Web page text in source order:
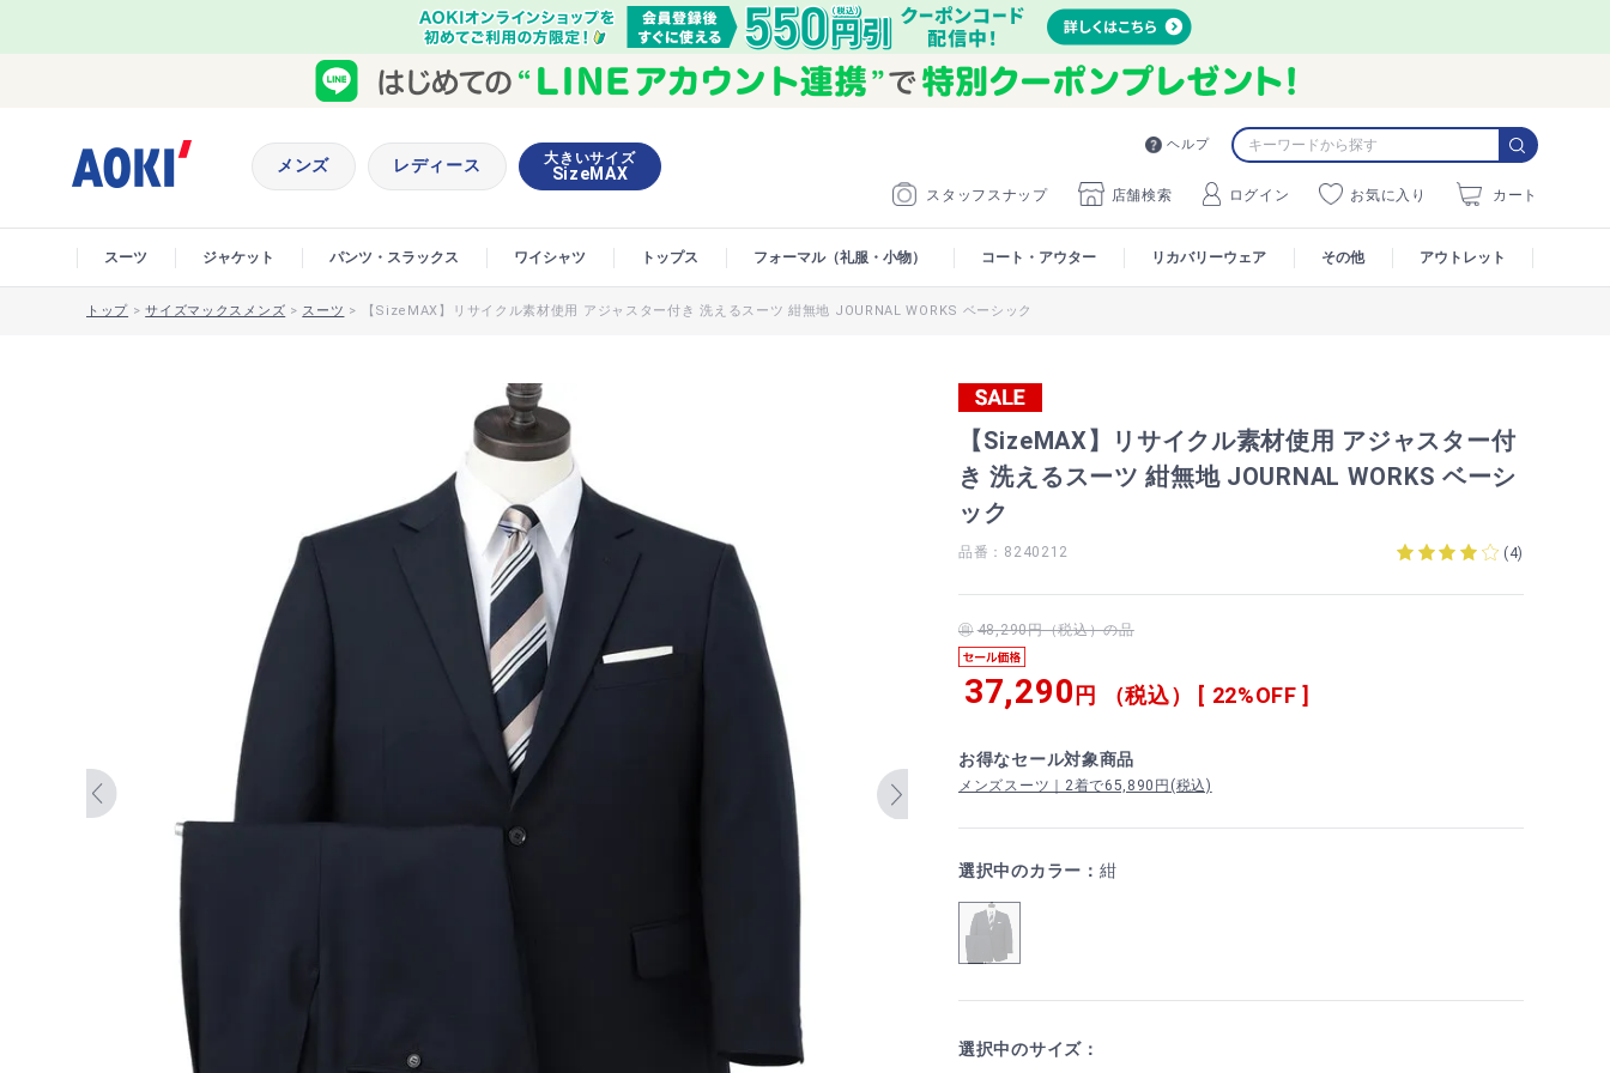
ヘルプ
スタッフスナップ 店舗検索 ログイン お気に入り カート
メンズ レディース 大きいサイズ
SizeMAX
スーツ ジャケット パンツ・スラックス ワイシャツ トップス フォーマル（礼服・小物） コート・アウター リカバリーウェア その他 アウトレット
トップ >サイズマックスメンズ > スーツ > 【SizeMAX】リサイクル素材使用 アジャスター付き 洗えるスーツ 紺無地 JOURNAL WORKS ベーシック
【SizeMAX】リサイクル素材使用 アジャスター付
き 洗えるスーツ 紺無地 JOURNAL WORKS ベーシ
ック
品番：8240212 (4)
48,290円（税込）の品
37,290円 （税込） [ 22%OFF ]
お得なセール対象商品
メンズスーツ｜2着で65,890円(税込)
選択中のカラー： 紺
選択中のサイズ：